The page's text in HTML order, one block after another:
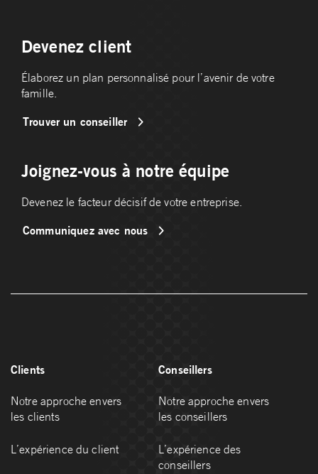
Devenez client
Élaborez un plan personnalisé pour l’avenir de votre
famille.
Trouver un conseiller
Joignez-vous à notre équipe
Devenez le facteur décisif de votre entreprise.
Communiquez avec nous
Clients
Notre approche envers
les clients
L’expérience du client
Conseillers
Notre approche envers
les conseillers
L’expérience des
conseillers